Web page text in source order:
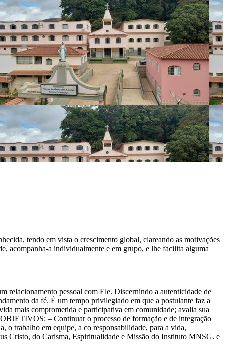
tendo em vista o crescimento global, clareando as motivações
acompanha-a individualmente e em grupo, e lhe facilita alguma
relacionamento pessoal com Ele. Discernindo a autenticidade de
da fé. É um tempo privilegiado em que a postulante faz a
mais comprometida e participativa em comunidade; avalia sua
– Continuar o processo de formação e de integração
o trabalho em equipe, a co responsabilidade, para a vida,
Cristo, do Carisma, Espiritualidade e Missão do Instituto MNSG. e